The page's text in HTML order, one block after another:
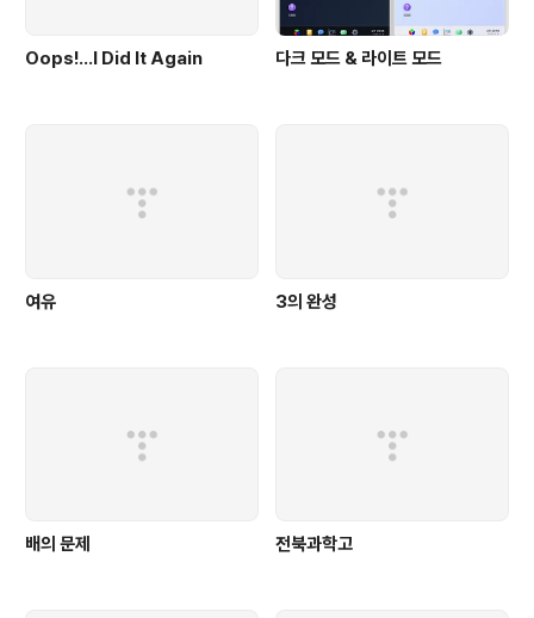
Oops!…I Did It Again 다크 모드 & 라이트 모드
여유 3의 완성
배의 문제 전북과학고